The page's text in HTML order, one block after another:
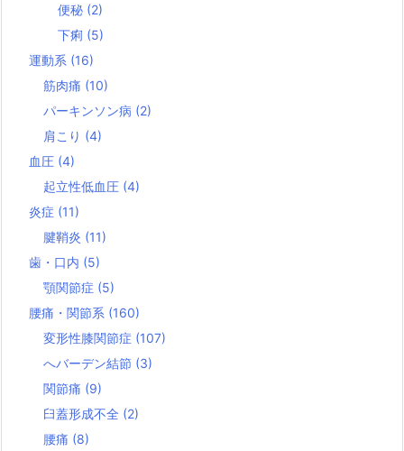
便秘 (2)
下痢 (5)
運動系 (16)
筋肉痛 (10)
パーキンソン病 (2)
肩こり (4)
血圧 (4)
起立性低血圧 (4)
炎症 (11)
腱鞘炎 (11)
歯・口内 (5)
顎関節症 (5)
腰痛・関節系 (160)
変形性膝関節症 (107)
へバーデン結節 (3)
関節痛 (9)
臼蓋形成不全 (2)
腰痛 (8)